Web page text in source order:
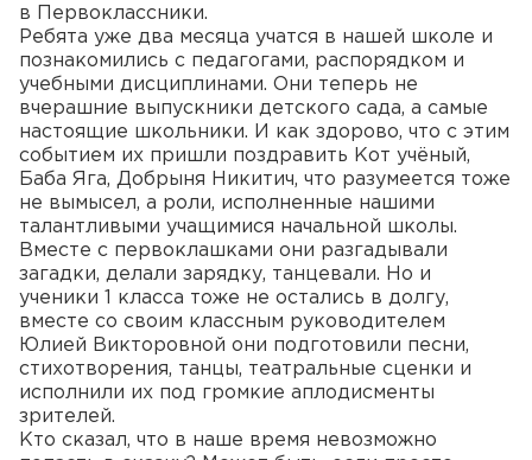
в Первоклассники.
Ребята уже два месяца учатся в нашей школе и
познакомились с педагогами, распорядком и
учебными дисциплинами. Они теперь не
вчерашние выпускники детского сада, а самые
настоящие школьники. И как здорово, что с этим
событием их пришли поздравить Кот учёный,
Баба Яга, Добрыня Никитич, что разумеется тоже
не вымысел, а роли, исполненные нашими
талантливыми учащимися начальной школы.
Вместе с первоклашками они разгадывали
загадки, делали зарядку, танцевали. Но и
ученики 1 класса тоже не остались в долгу,
вместе со своим классным руководителем
Юлией Викторовной они подготовили песни,
стихотворения, танцы, театральные сценки и
исполнили их под громкие аплодисменты
зрителей.
Кто сказал, что в наше время невозможно